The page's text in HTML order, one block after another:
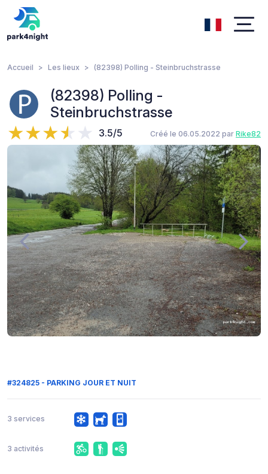
Accueil Les lieux (82398) Polling - Steinbruchstrasse
(82398) Polling -
Steinbruchstrasse
3.5/5 Créé le 06.05.2022 par Rike82
#324825 - PARKING JOUR ET NUIT
3 services
3 activités